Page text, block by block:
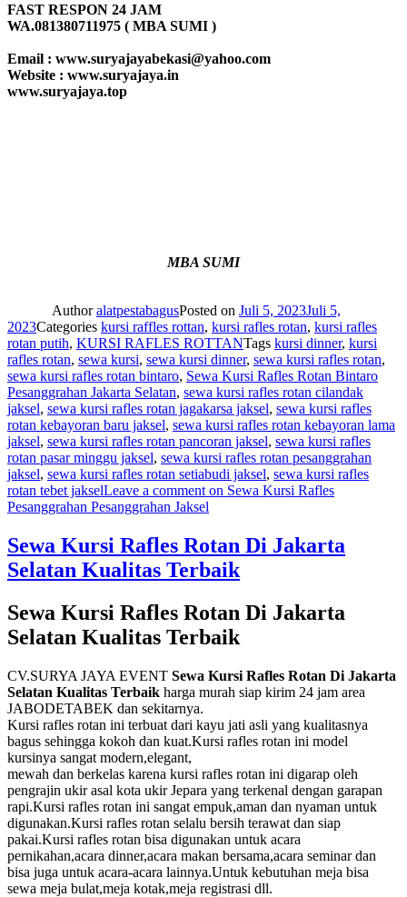
FAST RESPON 24 JAM
WA.081380711975 ( MBA SUMI )
Email : www.suryajayabekasi@yahoo.com
Website : www.suryajaya.in
www.suryajaya.top
MBA SUMI
AuthoralatpestabagusPosted on Juli 5, 2023Juli 5,
2023Categories kursi raffles rottan, kursi rafles rotan, kursi rafles
rotan putih, KURSI RAFLES ROTTANTags kursi dinner, kursi
rafles rotan, sewa kursi, sewa kursi dinner, sewa kursi rafles rotan,
sewa kursi rafles rotan bintaro, Sewa Kursi Rafles Rotan Bintaro
Pesanggrahan Jakarta Selatan, sewa kursi rafles rotan cilandak
jaksel, sewa kursi rafles rotan jagakarsa jaksel, sewa kursi rafles
rotan kebayoran baru jaksel, sewa kursi rafles rotan kebayoran lama
jaksel, sewa kursi rafles rotan pancoran jaksel, sewa kursi rafles
rotan pasar minggu jaksel, sewa kursi rafles rotan pesanggrahan
jaksel, sewa kursi rafles rotan setiabudi jaksel, sewa kursi rafles
rotan tebet jakselLeave a comment on Sewa Kursi Rafles
Pesanggrahan Pesanggrahan Jaksel
Sewa Kursi Rafles Rotan Di Jakarta
Selatan Kualitas Terbaik
Sewa Kursi Rafles Rotan Di Jakarta
Selatan Kualitas Terbaik
CV.SURYA JAYA EVENT Sewa Kursi Rafles Rotan Di Jakarta
Selatan Kualitas Terbaik harga murah siap kirim 24 jam area
JABODETABEK dan sekitarnya.
Kursi rafles rotan ini terbuat dari kayu jati asli yang kualitasnya
bagus sehingga kokoh dan kuat.Kursi rafles rotan ini model
kursinya sangat modern,elegant,
mewah dan berkelas karena kursi rafles rotan ini digarap oleh
pengrajin ukir asal kota ukir Jepara yang terkenal dengan garapan
rapi.Kursi rafles rotan ini sangat empuk,aman dan nyaman untuk
digunakan.Kursi rafles rotan selalu bersih terawat dan siap
pakai.Kursi rafles rotan bisa digunakan untuk acara
pernikahan,acara dinner,acara makan bersama,acara seminar dan
bisa juga untuk acara-acara lainnya.Untuk kebutuhan meja bisa
sewa meja bulat,meja kotak,meja registrasi dll.